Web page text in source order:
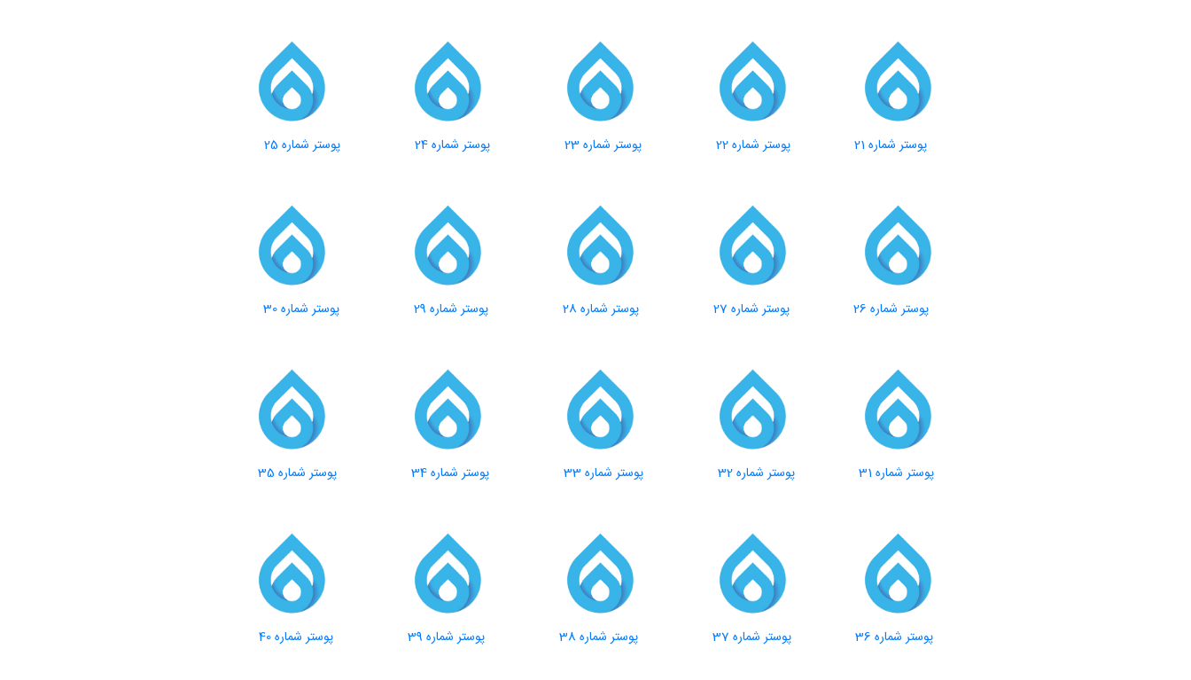
پوستر شماره 21 پوستر شماره 22 پوستر شماره 23 پوستر شماره 24 پوستر شماره 25
پوستر شماره 26 پوستر شماره 27 پوستر شماره 28 پوستر شماره 29 پوستر شماره 30
پوستر شماره 31 پوستر شماره 32 پوستر شماره 33 پوستر شماره 34 پوستر شماره 35
پوستر شماره 36 پوستر شماره 37 پوستر شماره 38 پوستر شماره 39 پوستر شماره 40